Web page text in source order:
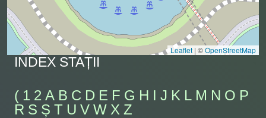
Leaflet | ©OpenStreetMap
INDEX STAȚII
( 1 2 A B C D E F G H I J K L M N O P
R S Ș T U V W X Z